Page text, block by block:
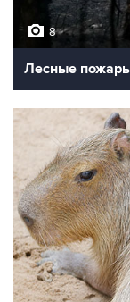
8
Лесные